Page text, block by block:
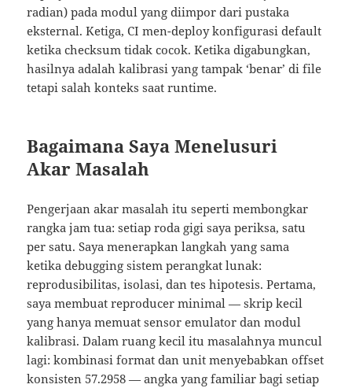
radian) pada modul yang diimpor dari pustaka
eksternal. Ketiga, CI men-deploy konfigurasi default
ketika checksum tidak cocok. Ketika digabungkan,
hasilnya adalah kalibrasi yang tampak ‘benar’ di file
tetapi salah konteks saat runtime.
Bagaimana Saya Menelusuri
Akar Masalah
Pengerjaan akar masalah itu seperti membongkar
rangka jam tua: setiap roda gigi saya periksa, satu
per satu. Saya menerapkan langkah yang sama
ketika debugging sistem perangkat lunak:
reprodusibilitas, isolasi, dan tes hipotesis. Pertama,
saya membuat reproducer minimal — skrip kecil
yang hanya memuat sensor emulator dan modul
kalibrasi. Dalam ruang kecil itu masalahnya muncul
lagi: kombinasi format dan unit menyebabkan offset
konsisten 57.2958 — angka yang familiar bagi setiap